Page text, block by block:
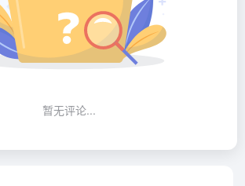
暂无评论...